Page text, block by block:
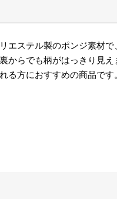
エステル製のポンジ素材で
からでも柄がはっきり見え
る方におすすめの商品です。